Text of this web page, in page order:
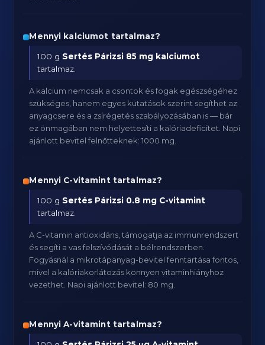
Mennyi kalciumot tartalmaz?
100 g Sertés Párizsi 85 mg kalciumot
tartalmaz.
A kalcium nemcsak a csontok és fogak egészségéhez
szükséges, hanem egyes kutatások szerint segíthet az
anyagcsere és a zsírégetés szabályozásában is — bár
ez önmagában nem helyettesíti a kalóriadeficitet. Napi
ajánlott bevitel felnőtteknek: 1000 mg.
Mennyi C-vitamint tartalmaz?
100 g Sertés Párizsi 0.8 mg C-vitamint
tartalmaz.
A C-vitamin antioxidáns, támogatja az immunrendszert
és segíti a vas felszívódását a bélrendszerben.
Fogyásnál a mikrotápanyag-bevitel fenntartása fontos,
mivel a kalóriakorlátozás könnyen vitaminhiányhoz
vezethet. Napi ajánlott bevitel: 80 mg.
Mennyi A-vitamint tartalmaz?